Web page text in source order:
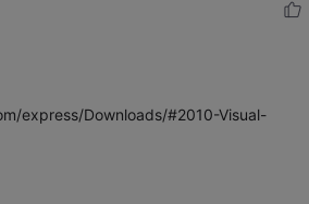
express/Downloads/#2010-Visual-